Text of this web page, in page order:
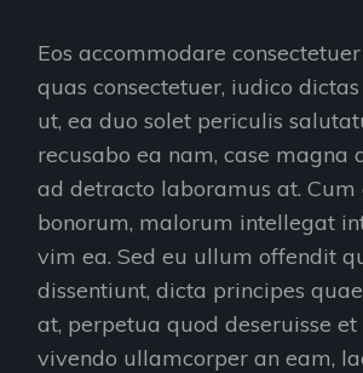
Eos accommodare
quas consectetuer, iudico
ut, ea duo solet periculis
recusabo ea nam, case magna
ad detracto laboramus at. Cum
bonorum, malorum intellegat
vim ea. Sed eu ullum offendit
dissentiunt, dicta principes
at, perpetua quod deseruisse et
vivendo ullamcorper an eam,